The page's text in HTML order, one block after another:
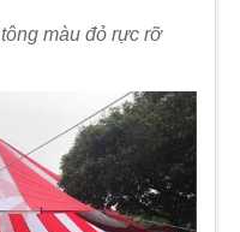
màu đỏ rực rỡ